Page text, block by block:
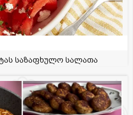
საზაფხულო სალათა